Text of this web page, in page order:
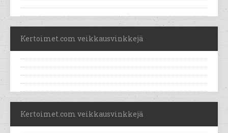
Kertoimet.com veikkausvinkkejä
Kertoimet.com veikkausvinkkejä